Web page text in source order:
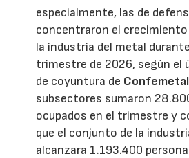
especialmente, las de
concentraron el crecimiento
la industria del metal
trimestre de 2026, según el
de coyuntura de Confemetal
subsectores sumaron
ocupados en el trimestre y
que el conjunto de la
alcanzara 1.193.400